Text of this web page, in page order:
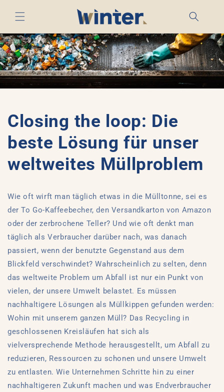
zum
Inhalt
Closing the loop: Die
beste Lösung für unser
weltweites Müllproblem
Wie oft wirft man täglich etwas in die Mülltonne, sei es
der To Go-Kaffeebecher, den Versandkarton von Amazon
oder der zerbrochene Teller? Und wie oft denkt man
täglich als Verbraucher darüber nach, was danach
passiert, wenn der benutzte Gegenstand aus dem
Blickfeld verschwindet? Wahrscheinlich zu selten, denn
das weltweite Problem um Abfall ist nur ein Punkt von
vielen, der unsere Umwelt belastet. Es müssen
nachhaltigere Lösungen als Müllkippen gefunden werden:
Wohin mit unserem ganzen Müll? Das Recycling in
geschlossenen Kreisläufen hat sich als
vielversprechende Methode herausgestellt, um Abfall zu
reduzieren, Ressourcen zu schonen und unsere Umwelt
zu entlasten. Wie Unternehmen Schritte hin zu einer
nachhaltigeren Zukunft machen und was Endverbraucher